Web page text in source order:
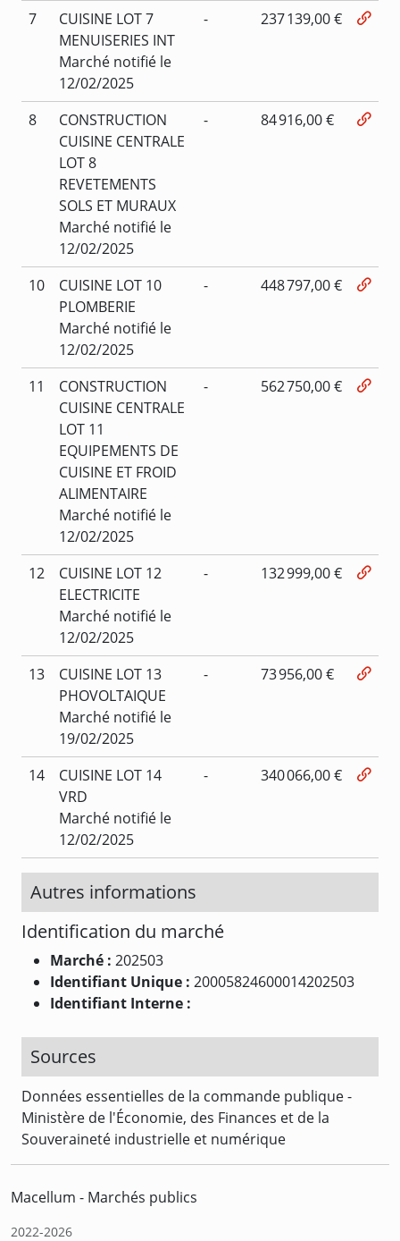
7
CUISINE LOT 7
MENUISERIES INT
Marché notifié le
12/02/2025
- 237 139,00 €
8
CONSTRUCTION
CUISINE CENTRALE
LOT 8
REVETEMENTS
SOLS ET MURAUX
Marché notifié le
12/02/2025
- 84 916,00 €
10
CUISINE LOT 10
PLOMBERIE
Marché notifié le
12/02/2025
- 448 797,00 €
11
CONSTRUCTION
CUISINE CENTRALE
LOT 11
EQUIPEMENTS DE
CUISINE ET FROID
ALIMENTAIRE
Marché notifié le
12/02/2025
- 562 750,00 €
12
CUISINE LOT 12
ELECTRICITE
Marché notifié le
12/02/2025
- 132 999,00 €
13
CUISINE LOT 13
PHOVOLTAIQUE
Marché notifié le
19/02/2025
- 73 956,00 €
14
CUISINE LOT 14
VRD
Marché notifié le
12/02/2025
- 340 066,00 €
Autres informations
Identification du marché
Marché : 202503
Identifiant Unique : 20005824600014202503
Identifiant Interne :
Sources
Données essentielles de la commande publique -
Ministère de l'Économie, des Finances et de la
Souveraineté industrielle et numérique
Macellum - Marchés publics
2022-2026